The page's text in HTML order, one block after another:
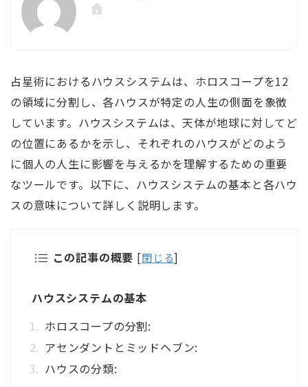
占星術におけるハウスシステムは、ホロスコープを12
の領域に分割し、各ハウスが特定の人生の側面を象徴
しています。ハウスシステムは、天体が地球に対してど
の位置にあるかを示し、それぞれのハウスがどのよう
に個人の人生に影響を与えるかを理解するための重要
なツールです。以下に、ハウスシステムの基本と各ハウ
スの意味について詳しく説明します。
この記事の概要 [閉じる]
ハウスシステムの基本
ホロスコープの分割:
アセンダントとミッドヘブン:
ハウスの分類: